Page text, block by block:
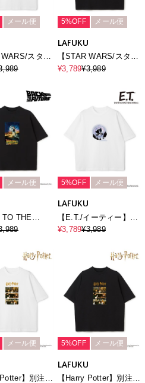
メール便
WARS/スター
マンダロリ
Tシャツ /
Sleeve T-
》
5%OFF メール便
LAFUKU
【STAR WARS/スター
ウォーズ】マンダロリ
グー半袖Tシャツ /
Over Harf Sleeve T-
shirt《UNISEX》
¥3,789¥3,989
メール便
TO THE
バック・ト
ンテージライ
ャツ / Over
》
5%OFF メール便
LAFUKU
【E.T./イーティー】ム
ービーグラフィックプ
Movie Scene Graphic
T-Shirt《UNISEX》
¥3,789¥3,989
メール便
】別注 /
5%OFF メール便
LAFUKU
【Harry Potter】別注 /